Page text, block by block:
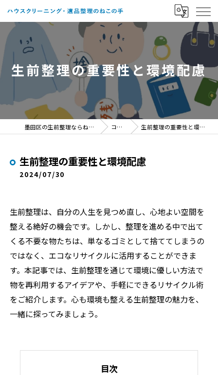
生前整理の重要性と環境配慮
墨田区の生前整理ならねこの手 コラム 生前整理の重要性と環境配慮
生前整理の重要性と環境配慮
2024/07/30
生前整理は、自分の人生を見つめ直し、心地よい空間を
整える絶好の機会です。しかし、整理を進める中で出て
くる不要な物たちは、単なるゴミとして捨ててしまうの
ではなく、エコなリサイクルに活用することができま
す。本記事では、生前整理を通じて環境に優しい方法で
物を再利用するアイデアや、手軽にできるリサイクル術
をご紹介します。心も環境も整える生前整理の魅力を、
一緒に探ってみましょう。
目次